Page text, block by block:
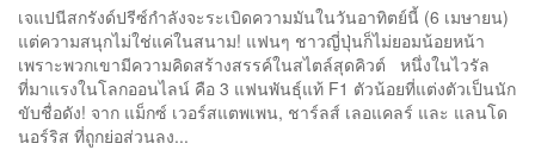
เจแปนีสกรังด์ปรีซ์กำลังจะระเบิดความมันในวันอาทิตย์นี้ (6 เมษายน)
แต่ความสนุกไม่ใช่แค่ในสนาม! แฟนๆ ชาวญี่ปุ่นก็ไม่ยอมน้อยหน้า
เพราะพวกเขามีความคิดสร้างสรรค์ในสไตล์สุดคิวต์ หนึ่งในไวรัล
ที่มาแรงในโลกออนไลน์ คือ 3 แฟนพันธุ์แท้ F1 ตัวน้อยที่แต่งตัวเป็นนัก
ขับชื่อดัง! จาก แม็กซ์ เวอร์สแตพเพน, ชาร์ลส์ เลอแคลร์ และ แลนโด
นอร์ริส ที่ถูกย่อส่วนลง...